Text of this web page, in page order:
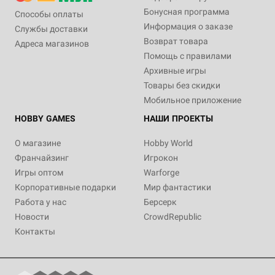
Способы оплаты
Службы доставки
Адреса магазинов
Бонусная программа
Информация о заказе
Возврат товара
Помощь с правилами
Архивные игры
Товары без скидки
Мобильное приложение
HOBBY GAMES
О магазине
Франчайзинг
Игры оптом
Корпоративные подарки
Работа у нас
Новости
Контакты
НАШИ ПРОЕКТЫ
Hobby World
Игрокон
Warforge
Мир фантастики
Берсерк
CrowdRepublic